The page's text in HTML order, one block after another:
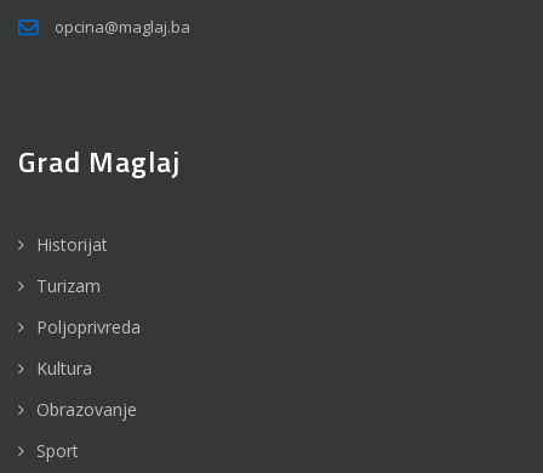
opcina@maglaj.ba
Grad Maglaj
Historijat
Turizam
Poljoprivreda
Kultura
Obrazovanje
Sport